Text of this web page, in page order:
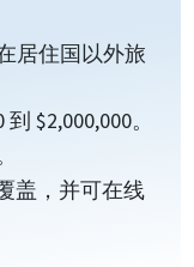
居住国以外旅
$2,000,000。
盖，并可在线